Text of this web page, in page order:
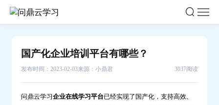
国产化企业培训平台有哪些？
发布时间：2023-02-03来源：小鼎君 3037阅读
问鼎云学习企业在线学习平台已经实现了国产化，支持高效、